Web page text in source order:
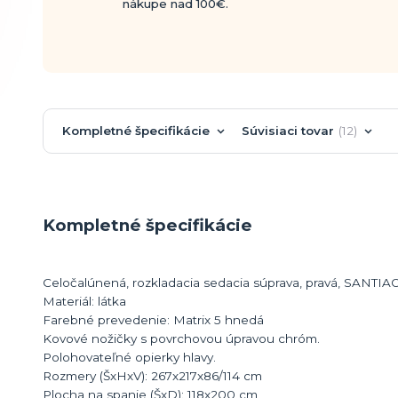
nákupe nad 100€.
Kompletné špecifikácie Súvisiaci tovar 12
Kompletné špecifikácie
Celočalúnená, rozkladacia sedacia súprava, pravá,
Materiál: látka
Farebné prevedenie: Matrix 5 hnedá
Kovové nožičky s povrchovou úpravou chróm.
Polohovateľné opierky hlavy.
Rozmery (ŠxHxV): 267x217x86/114 cm
Plocha na spanie (ŠxD): 118x200 cm